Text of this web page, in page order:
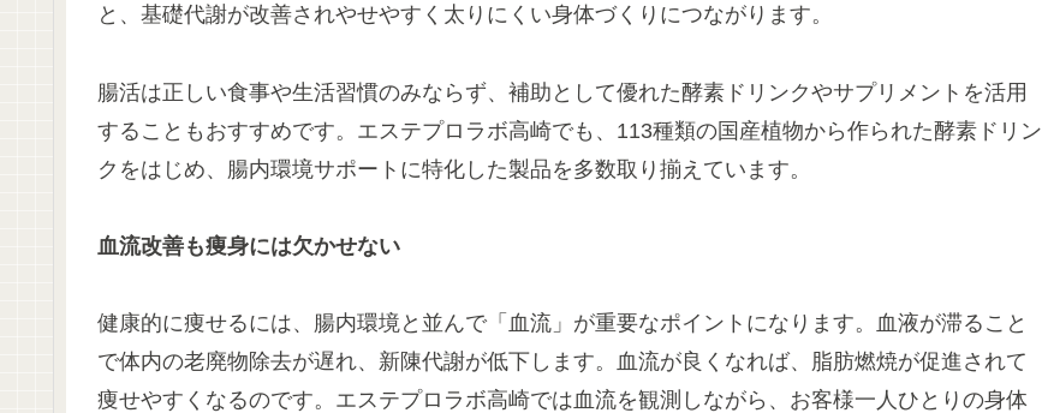
と、基礎代謝が改善されやせやすく太りにくい身体づくりにつながります。
腸活は正しい食事や生活習慣のみならず、補助として優れた酵素ドリンクやサプリメントを活用
することもおすすめです。エステプロラボ高崎でも、113種類の国産植物から作られた酵素ドリン
クをはじめ、腸内環境サポートに特化した製品を多数取り揃えています。
血流改善も痩身には欠かせない
健康的に痩せるには、腸内環境と並んで「血流」が重要なポイントになります。血液が滞ること
で体内の老廃物除去が遅れ、新陳代謝が低下します。血流が良くなれば、脂肪燃焼が促進されて
痩せやすくなるのです。エステプロラボ高崎では血流を観測しながら、お客様一人ひとりの身体